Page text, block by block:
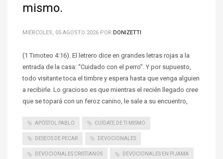
mismo.
MIÉRCOLES, 05 AGOSTO 2026 POR DONIZETTI
(1 Timoteo 4:16). El letrero dice en grandes letras rojas a la
entrada de la casa: “Cuidado con el perro”. Y por supuesto,
todo visitante toca el timbre y espera hasta que venga alguien
a recibirle. Lo gracioso es que mientras el recién llegado cree
que se topará con un feroz canino, le sale a su encuentro,
APÓSTOL PABLO CUÍDATE DE TI MISMO
DESEOS DE PECAR DEVOCIONALES
DEVOCIONALES CRISTIANOS DEVOCIONALES EN PIJAMA